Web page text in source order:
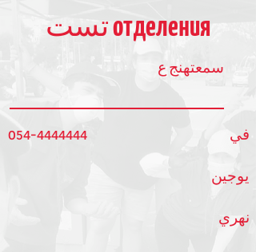
отделения تست
سمعتهنج ع
054-4444444 في
يوجين
نهري